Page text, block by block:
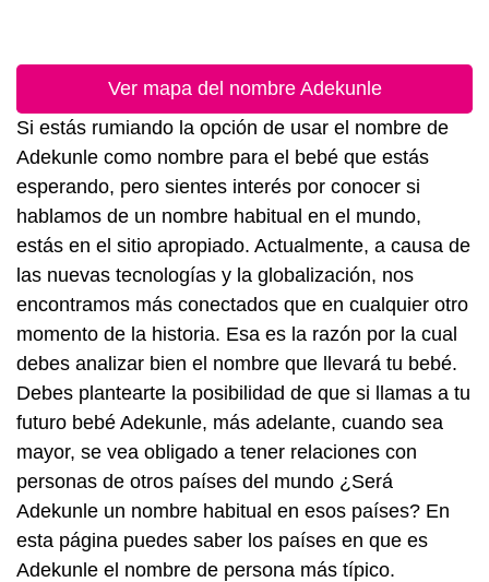
Ver mapa del nombre Adekunle
Si estás rumiando la opción de usar el nombre de
Adekunle como nombre para el bebé que estás
esperando, pero sientes interés por conocer si
hablamos de un nombre habitual en el mundo,
estás en el sitio apropiado. Actualmente, a causa de
las nuevas tecnologías y la globalización, nos
encontramos más conectados que en cualquier otro
momento de la historia. Esa es la razón por la cual
debes analizar bien el nombre que llevará tu bebé.
Debes plantearte la posibilidad de que si llamas a tu
futuro bebé Adekunle, más adelante, cuando sea
mayor, se vea obligado a tener relaciones con
personas de otros países del mundo ¿Será
Adekunle un nombre habitual en esos países? En
esta página puedes saber los países en que es
Adekunle el nombre de persona más típico.